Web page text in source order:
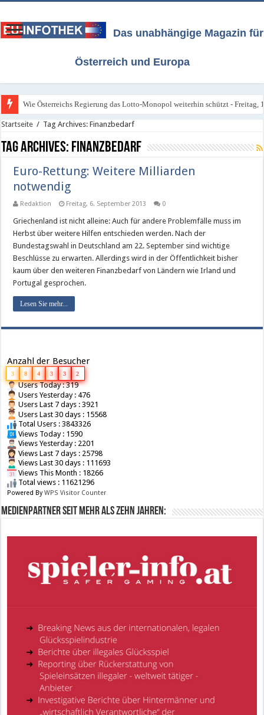
Das unabhängige Magazin für
Österreich und Europa
Wie Österreichs Regierung das Lotto-Monopol weiterhin schützt - Freitag,
Startseite / Tag Archives: Finanzbedarf
Tag Archives: Finanzbedarf
Euro-Rettung: Weitere Milliarden
notwendig
Redaktion Freitag, 6. September 2013 0
Griechenland ist nicht alleine: Auch für andere Problemfälle muss im
Herbst über weitere Hilfen entschieden werden. Nach der
Bundestagswahl in Deutschland am 22. September sind wichtige
Beschlüsse zu erwarten. Allerdings wird in der Öffentlichkeit bisher
kaum über den weiteren Finanzbedarf von Ländern wie Irland und
Portugal gesprochen.
Lesen Sie mehr...
Anzahl der Besucher
3 8 4 3 3 2
Users Today : 319
Users Yesterday : 476
Users Last 7 days : 3921
Users Last 30 days : 15568
Total Users : 3843326
Views Today : 1590
Views Yesterday : 2201
Views Last 7 days : 25798
Views Last 30 days : 111693
Views This Month : 18266
Total views : 11621296
Powered ByWPS Visitor Counter
Medienpartner seit mehr als zehn Jahren: